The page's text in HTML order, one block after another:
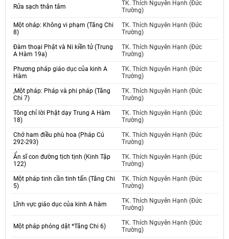
Rửa sạch thân tâm
TK. Thích Nguyên Hạnh (Đức
Trường)
Một oháp: Không vi phạm (Tăng Chi
8)
TK. Thích Nguyên Hạnh (Đức
Trường)
Đàm thoại Phật và Ni kiền tử (Trung
A Hàm 19a)
TK. Thích Nguyên Hạnh (Đức
Trường)
Phương pháp giáo dục của kinh A
Hàm
TK. Thích Nguyên Hạnh (Đức
Trường)
,Một pháp: Pháp và phi pháp (Tăng
Chi 7)
TK. Thích Nguyên Hạnh (Đức
Trường)
Tông chỉ lời Phật dạy Trung A Hàm
18)
TK. Thích Nguyên Hạnh (Đức
Trường)
Chớ ham điều phù hoa (Pháp Cú
292-293)
TK. Thích Nguyên Hạnh (Đức
Trường)
Ẩn sĩ con đường tịch tịnh (Kinh Tập
122)
TK. Thích Nguyên Hạnh (Đức
Trường)
Một pháp tinh cần tinh tấn (Tăng Chi
5)
TK. Thích Nguyên Hạnh (Đức
Trường)
Lĩnh vực giáo dục của kinh A hàm
TK. Thích Nguyên Hạnh (Đức
Trường)
Một pháp phóng dật *Tăng Chi 6)
TK. Thích Nguyên Hạnh (Đức
Trường)